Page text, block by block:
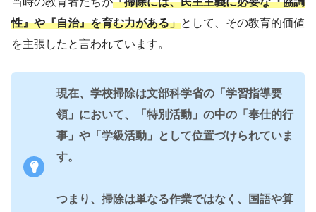
性』や『自治』を育む力がある」として、その教育的価値
を主張したと言われています。
現在、学校掃除は文部科学省の「学習指導要
領」において、「特別活動」の中の「奉仕的行
事」や「学級活動」として位置づけられていま
す。
つまり、掃除は単なる作業ではなく、国語や算